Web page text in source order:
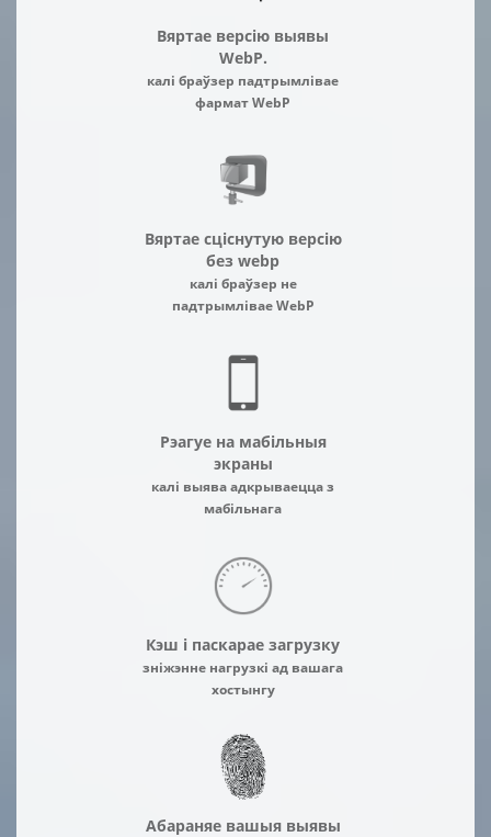
Вяртае версію выявы
WebP.
калі браўзер падтрымлівае
фармат WebP
Вяртае сціснутую версію
без webp
калі браўзер не
падтрымлівае WebP
Рэагуе на мабільныя
экраны
калі выява адкрываецца з
мабільнага
Кэш і паскарае загрузку
зніжэнне нагрузкі ад вашага
хостынгу
Абараняе вашыя выявы